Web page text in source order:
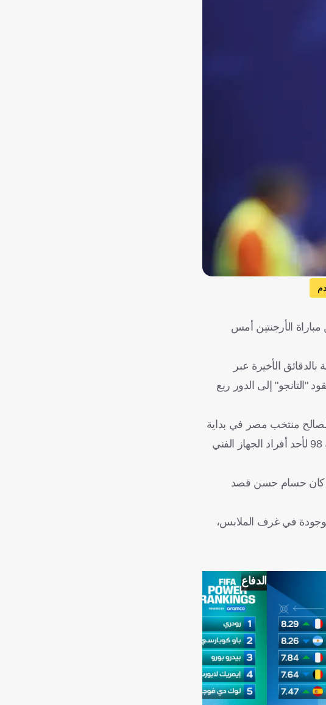
الأرجنتين أمس
الأخيرة عبر
"التانجو" إلى الدور ربع
لصالح منتخب مصر في بداية
الهجمة، وتصاعدت حدة التوتر على مقاعد البدلاء مع اقتراب صافرة النهاية، إذ أشهر الحكم البطاقة الصفراء في الدقيقة 98 لأحد أفراد الجهاز الفني
كان حسام حسن قصد
في غرف الملابس،
الدفاع